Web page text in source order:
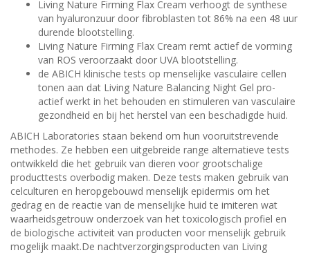
Living Nature Firming Flax Cream verhoogt de synthese
van hyaluronzuur door fibroblasten tot 86% na een 48 uur
durende blootstelling.
Living Nature Firming Flax Cream remt actief de vorming
van ROS veroorzaakt door UVA blootstelling.
de ABICH klinische tests op menselijke vasculaire cellen
tonen aan dat Living Nature Balancing Night Gel pro-
actief werkt in het behouden en stimuleren van vasculaire
gezondheid en bij het herstel van een beschadigde huid.
ABICH Laboratories staan bekend om hun vooruitstrevende
methodes. Ze hebben een uitgebreide range alternatieve tests
ontwikkeld die het gebruik van dieren voor grootschalige
producttests overbodig maken. Deze tests maken gebruik van
celculturen en heropgebouwd menselijk epidermis om het
gedrag en de reactie van de menselijke huid te imiteren wat
waarheidsgetrouw onderzoek van het toxicologisch profiel en
de biologische activiteit van producten voor menselijk gebruik
mogelijk maakt.De nachtverzorgingsproducten van Living